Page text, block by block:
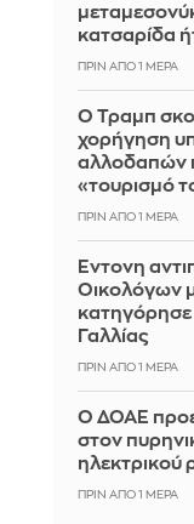
κατσαρίδα
ΠΡΙΝ ΑΠΌ 1 ΜΈΡΑ
Ο Τραμπ
χορήγηση
αλλοδαπών
«τουρισμό
ΠΡΙΝ ΑΠΌ 1 ΜΈΡΑ
Έντονη
Οικολόγων
κατηγόρησε
Γαλλίας
ΠΡΙΝ ΑΠΌ 1 ΜΈΡΑ
Ο ΔΟΑΕ
στον
ηλεκτρικού
ΠΡΙΝ ΑΠΌ 1 ΜΈΡΑ